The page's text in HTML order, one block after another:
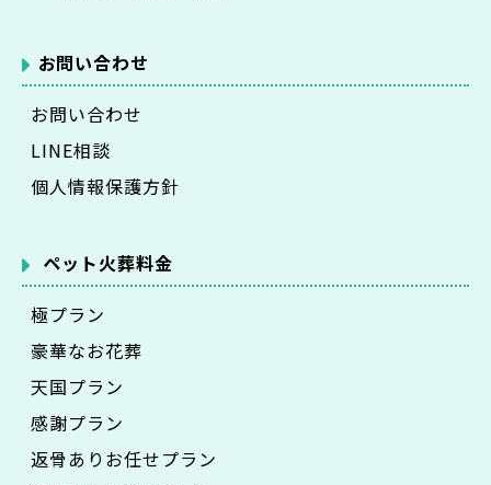
お問い合わせ
お問い合わせ
LINE相談
個人情報保護方針
ペット火葬料金
極プラン
豪華なお花葬
天国プラン
感謝プラン
返骨ありお任せプラン